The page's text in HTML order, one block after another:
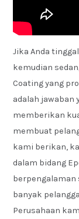
Jika Anda
kemudian
Coating yang
adalah jawaban
memberikan
membuat
kami berikan,
dalam bidang
berpengalaman
banyak
Perusahaan